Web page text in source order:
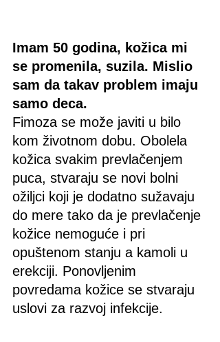
Imam 50 godina, kožica mi
se promenila, suzila. Mislio
sam da takav problem imaju
samo deca.
Fimoza se može javiti u bilo
kom životnom dobu. Obolela
kožica svakim prevlačenjem
puca, stvaraju se novi bolni
ožiljci koji je dodatno sužavaju
do mere tako da je prevlačenje
kožice nemoguće i pri
opuštenom stanju a kamoli u
erekciji. Ponovljenim
povredama kožice se stvaraju
uslovi za razvoj infekcije.